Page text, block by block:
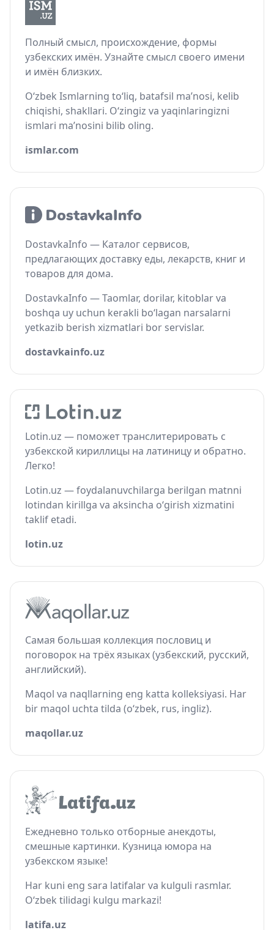
Полный смысл, происхождение, формы
узбекских имён. Узнайте смысл своего имени
и имён близких.
O‘zbek Ismlarning to‘liq, batafsil ma’nosi, kelib
chiqishi, shakllari. O‘zingiz va yaqinlaringizni
ismlari ma’nosini bilib oling.
ismlar.com
DostavkaInfo — Каталог сервисов,
предлагающих доставку еды, лекарств, книг и
товаров для дома.
DostavkaInfo — Taomlar, dorilar, kitoblar va
boshqa uy uchun kerakli bo‘lagan narsalarni
yetkazib berish xizmatlari bor servislar.
dostavkainfo.uz
Lotin.uz — поможет транслитерировать с
узбекской кириллицы на латиницу и обратно.
Легко!
Lotin.uz — foydalanuvchilarga berilgan matnni
lotindan kirillga va aksincha o‘girish xizmatini
taklif etadi.
lotin.uz
Самая большая коллекция пословиц и
поговорок на трёх языках (узбекский, русский,
английский).
Maqol va naqllarning eng katta kolleksiyasi. Har
bir maqol uchta tilda (o‘zbek, rus, ingliz).
maqollar.uz
Ежедневно только отборные анекдоты,
смешные картинки. Кузница юмора на
узбекском языке!
Har kuni eng sara latifalar va kulguli rasmlar.
O‘zbek tilidagi kulgu markazi!
latifa.uz